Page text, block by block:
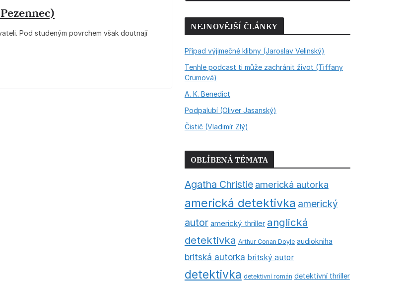
Pod studeným povrchem však doutnají
NEJNOVĚJŠÍ ČLÁNKY
Případ výjimečné klibny (Jaroslav Velinský)
Tenhle podcast ti může zachránit život (Tiffany
Crumová)
A. K. Benedict
Podpalubí (Oliver Jasanský)
Čistič (Vladimír Zlý)
OBLÍBENÁ TÉMATA
Agatha Christie americká autorka
americká detektivka americký
autor americký thriller anglická
detektivka Arthur Conan Doyle audiokniha
britská autorka britský autor
detektivka detektivní román detektivní thriller